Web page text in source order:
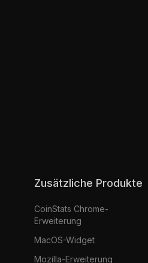
Zusätzliche Produkte
CoinStats Chrome-
Erweiterung
MacOS-Widget
Mozilla-Erweiterung